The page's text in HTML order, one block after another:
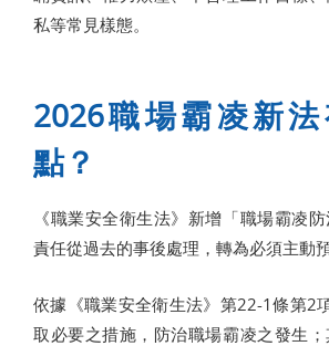
私等常見樣態。
2026職場霸凌新
點？
《職業安全衛生法》新增「職場霸凌
責任從過去的事後處理，轉為必須主動
依據《職業安全衛生法》第22-1條第2
取必要之措施，防治職場霸凌之發生